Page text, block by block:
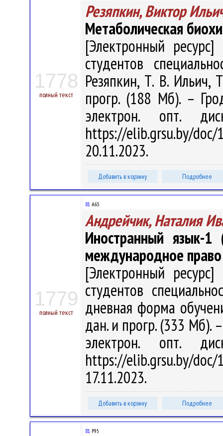
1778
полный текст
Резяпкин, Виктор
Метаболическая
[Электронный
студентов
Резяпкин, Т. В. Ильич,
прогр. (188 Мб). –
электрон. опт.
https://elib.grsu.by/
20.11.2023.
Добавить в корзину Подробнее
1779
полный текст
81 А65
Андрейчик, Наталия
Иностранный язык-1
международное право
[Электронный
студентов
дневная форма
дан. и прогр. (333 Мб).
электрон. опт.
https://elib.grsu.by/
17.11.2023.
Добавить в корзину Подробнее
81 Р95